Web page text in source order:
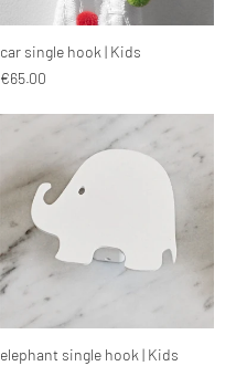
car single hook | Kids
€65.00
elephant single hook | Kids